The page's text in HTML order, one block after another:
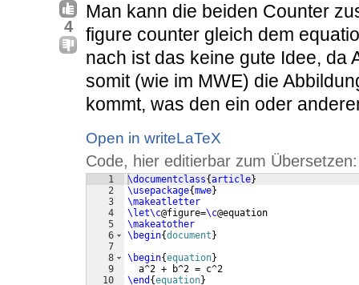
4
Man kann die beiden Counter
figure counter gleich dem
nach ist das keine gute Idee, da
somit (wie im MWE) die
kommt, was den ein oder
Open in writeLaTeX
Code, hier editierbar zum Übersetzen:
1
2
3
4
5
6
7
8
9
10
\documentclass{article}
\usepackage{mwe}
\makeatletter
\let\c@figure=\c@equation
\makeatother
\begin{document }
\begin{equation}
  a^2 + b^2 = c^2
\end {equation}